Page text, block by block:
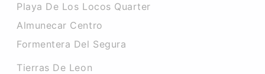
Playa De Los Locos Quarter
Almunecar Centro
Formentera Del Segura
Tierras De Leon